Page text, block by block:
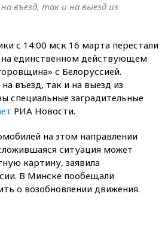
въезд, так и на выезд из
с 14:00 мск 16 марта перестали
единственном действующем
с Белоруссией.
въезд, так и на выезд из
специальные заградительные
РИА Новости.
на этом направлении
ситуация может
картину, заявила
В Минске пообещали
о возобновлении движения.